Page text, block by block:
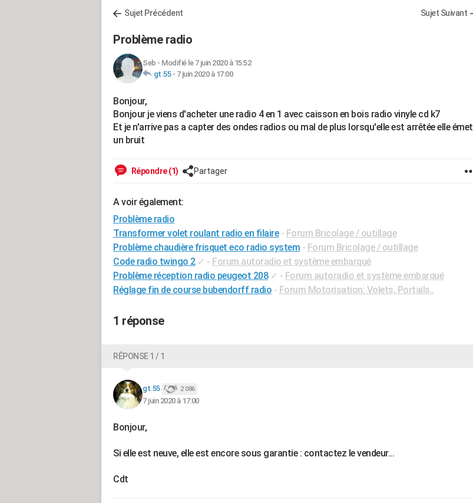
Sujet Précédent Sujet Suivant
Problème radio
Seb - Modifié le 7 juin 2020 à 15:52
gt.55- 7 juin 2020 à 17:00
Bonjour,
Bonjour je viens d'acheter une radio 4 en 1 avec caisson en bois radio vinyle cd k7
Et je n'arrive pas a capter des ondes radios ou mal de plus lorsqu'elle est arrêtée elle émet
un bruit
Répondre (1) Partager
A voir également:
Problème radio
Transformer volet roulant radio en filaire - Forum Bricolage / outillage
Problème chaudière frisquet eco radio system - Forum Bricolage / outillage
Code radio twingo 2 ✓ - Forum autoradio et système embarqué
Problème réception radio peugeot 208 ✓ - Forum autoradio et système embarqué
Réglage fin de course bubendorff radio - Forum Motorisation: Volets, Portails..
1 réponse
RÉPONSE 1 / 1
gt.55 2 086
7 juin 2020 à 17:00
Bonjour,
Si elle est neuve, elle est encore sous garantie : contactez le vendeur...
Cdt